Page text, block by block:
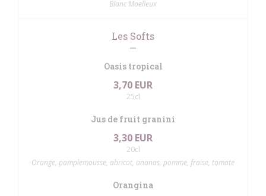
Blanc Moelleux
Les Softs
Oasis tropical
3,70 EUR
25cl
Jus de fruit granini
3,30 EUR
20cl
Orange, pamplemousse, abricot, ananas, pomme, fraise, tomate
Orangina